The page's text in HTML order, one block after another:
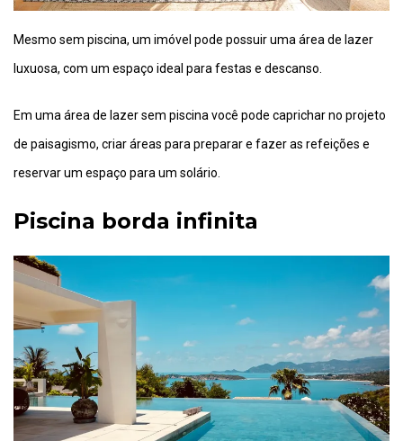
Mesmo sem piscina, um imóvel pode possuir uma área de lazer
luxuosa, com um espaço ideal para festas e descanso.
Em uma área de lazer sem piscina você pode caprichar no projeto
de paisagismo, criar áreas para preparar e fazer as refeições e
reservar um espaço para um solário.
Piscina borda infinita